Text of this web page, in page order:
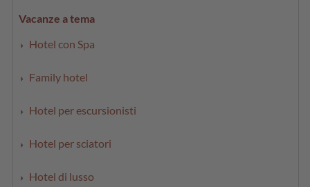
Vacanze a tema
Hotel con Spa
Family hotel
Hotel per escursionisti
Hotel per sciatori
Hotel di lusso